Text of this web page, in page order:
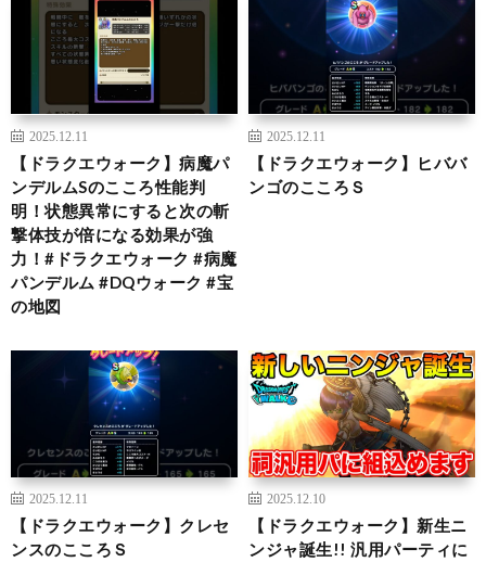
2025.12.11
【ドラクエウォーク】病魔パ
ンデルムSのこころ性能判
明！状態異常にすると次の斬
撃体技が倍になる効果が強
力！#ドラクエウォーク #病魔
パンデルム #DQウォーク #宝
の地図
2025.12.11
【ドラクエウォーク】ヒババ
ンゴのこころＳ
2025.12.11
【ドラクエウォーク】クレセ
ンスのこころＳ
2025.12.10
【ドラクエウォーク】新生ニ
ンジャ誕生!! 汎用パーティに